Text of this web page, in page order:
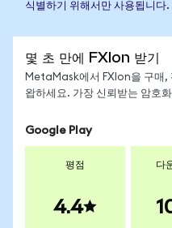
식별하기 위해서만 사용됩니다.
몇 초 만에 FXIon 받기
MetaMask에서 FXIon을 구매,
왑하세요. 가장 신뢰받는 암호
Google Play
평점
4.4
다